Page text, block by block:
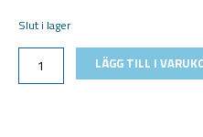
Slut i lager
mängd
LÄGG TILL I